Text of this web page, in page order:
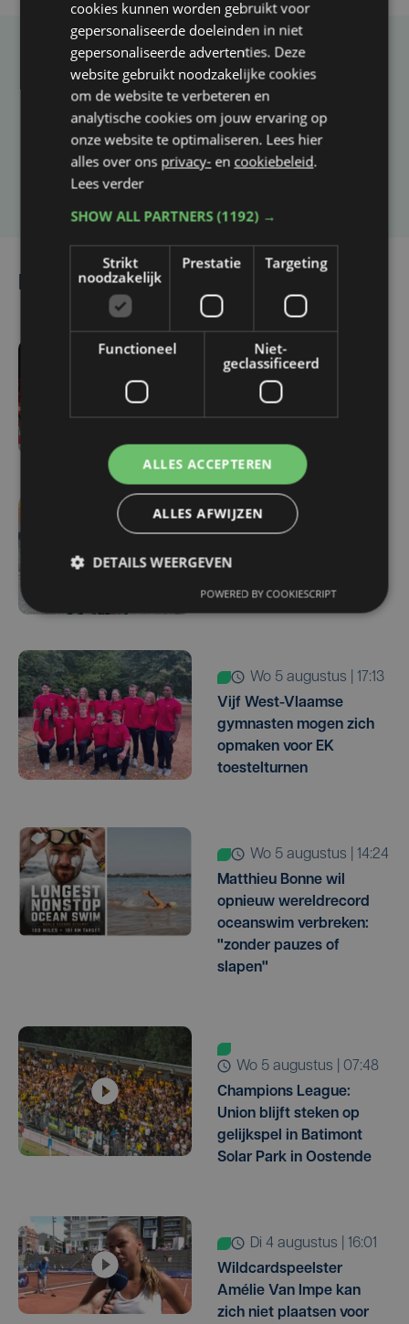
Taalfout opgemerkt?
Heb je een taal- of schrijffout opgemerkt in dit
artikel?
Laat het ons weten
Lees ook
-2145 sec. geleden
haalt Britse spelverdeler
4 uur geleden
beklimt zeven keer de
Mont Ventoux
wo 5 augustus | 17:13
Vijf West-Vlaamse
gymnasten mogen zich
opmaken voor EK
toestelturnen
wo 5 augustus | 14:24
Matthieu Bonne wil
opnieuw wereldrecord
oceanswim verbreken:
"zonder pauzes of
slapen"
wo 5 augustus | 07:48
Champions League:
Union blijft steken op
gelijkspel in Batimont
Solar Park in Oostende
di 4 augustus | 16:01
Wildcardspeelster
Amélie Van Impe kan
zich niet plaatsen voor
cookies kunnen worden gebruikt voor
gepersonaliseerde doeleinden in niet
gepersonaliseerde advertenties. Deze
website gebruikt noodzakelijke cookies
om de website te verbeteren en
analytische cookies om jouw ervaring op
onze website te optimaliseren. Lees hier
alles over ons privacy- en cookiebeleid.
Lees verder
SHOW ALL PARTNERS(1192) →
Strikt
noodzakelijk
Prestatie Targeting
Functioneel
Niet-
geclassificeerd
ALLES ACCEPTEREN
ALLES AFWIJZEN
DETAILS WEERGEVEN
POWERED BY COOKIESCRIPT